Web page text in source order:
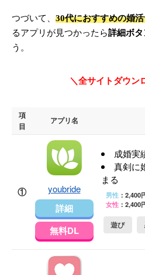
つづいて、 30代におすすめの婚
るアプリが見つかったら詳細ボタ
う。
＼全サイトダウン
項
目
アプリ名
① youbride
詳細
無料DL
成婚実
真剣に
まる
男性：2,400
女性：2,400
遊び